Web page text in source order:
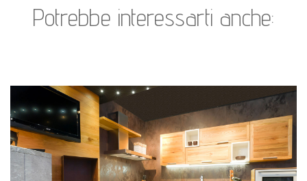
Potrebbe interessarti anche: